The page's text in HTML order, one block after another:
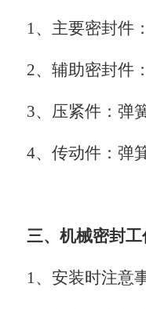
1、主要密封件
2、辅助密封件
3、压紧件：弹
4、传动件：弹
三、机械密封
1、安装时注意